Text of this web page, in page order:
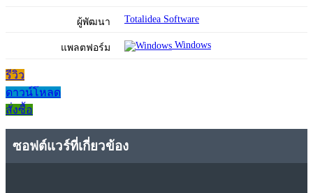
ผู้พัฒนา Totalidea Software
แพลตฟอร์ม Windows
รีวิว
ดาวน์โหลด
สั่งซื้อ
ซอฟต์แวร์ที่เกี่ยวข้อง